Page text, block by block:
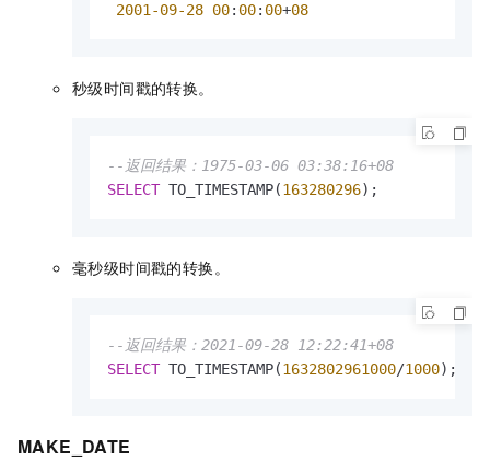
2001-09-28 00: 00: 00+08
秒级时间戳的转换。
--返回结果：1975-03-06 03:38:16+08
SELECT TO_TIMESTAMP(163280296);
毫秒级时间戳的转换。
--返回结果：2021-09-28 12:22:41+08
SELECT TO_TIMESTAMP(1632802961000/1000);
MAKE_DATE